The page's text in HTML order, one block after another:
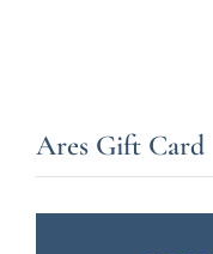
Ares Gift Card